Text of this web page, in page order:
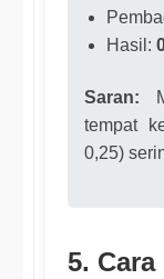
Hasil:
Saran:
tempat
0,25)
5.